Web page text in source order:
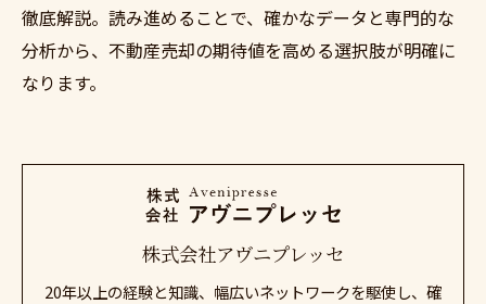
徹底解説。読み進めることで、確かなデータと専門的な
分析から、不動産売却の期待値を高める選択肢が明確に
なります。
株式会社アヴニプレッセ
20年以上の経験と知識、幅広いネットワークを駆使し、確